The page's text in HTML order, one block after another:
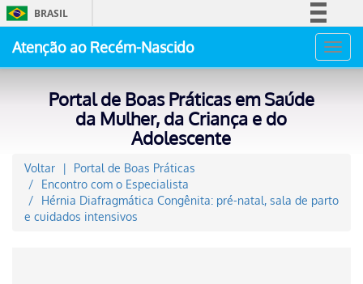
BRASIL
Acesso à informação
Atenção ao Recém-Nascido
Portal de Boas Práticas em Saúde
da Mulher, da Criança e do
Adolescente
Voltar
Portal de Boas Práticas
Encontro com o Especialista
Hérnia Diafragmática Congênita: pré-natal, sala de parto
e cuidados intensivos